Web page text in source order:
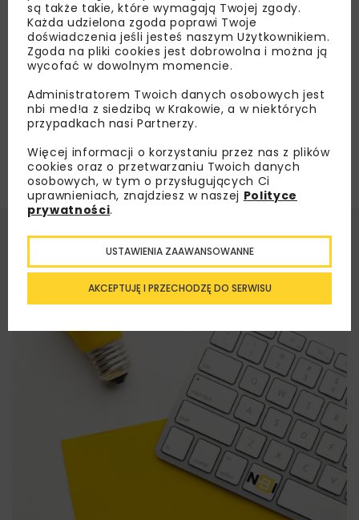
Załaduj więcej...
są także takie, które wymagają Twojej zgody.
Każda udzielona zgoda poprawi Twoje
doświadczenia jeśli jesteś naszym Użytkownikiem.
Zgoda na pliki cookies jest dobrowolna i można ją
wycofać w dowolnym momencie.
Administratorem Twoich danych osobowych jest
nbi med!a z siedzibą w Krakowie, a w niektórych
przypadkach nasi Partnerzy.
Więcej informacji o korzystaniu przez nas z plików
cookies oraz o przetwarzaniu Twoich danych
osobowych, w tym o przysługujących Ci
uprawnieniach, znajdziesz w naszej Polityce
prywatności.
AKCEPTUJĘ I PRZECHODZĘ DO SERWISU
USTAWIENIA ZAAWANSOWANNE